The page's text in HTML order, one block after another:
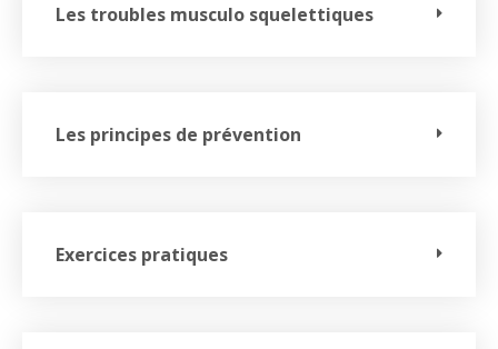
Les troubles musculo squelettiques
Les principes de prévention
Exercices pratiques